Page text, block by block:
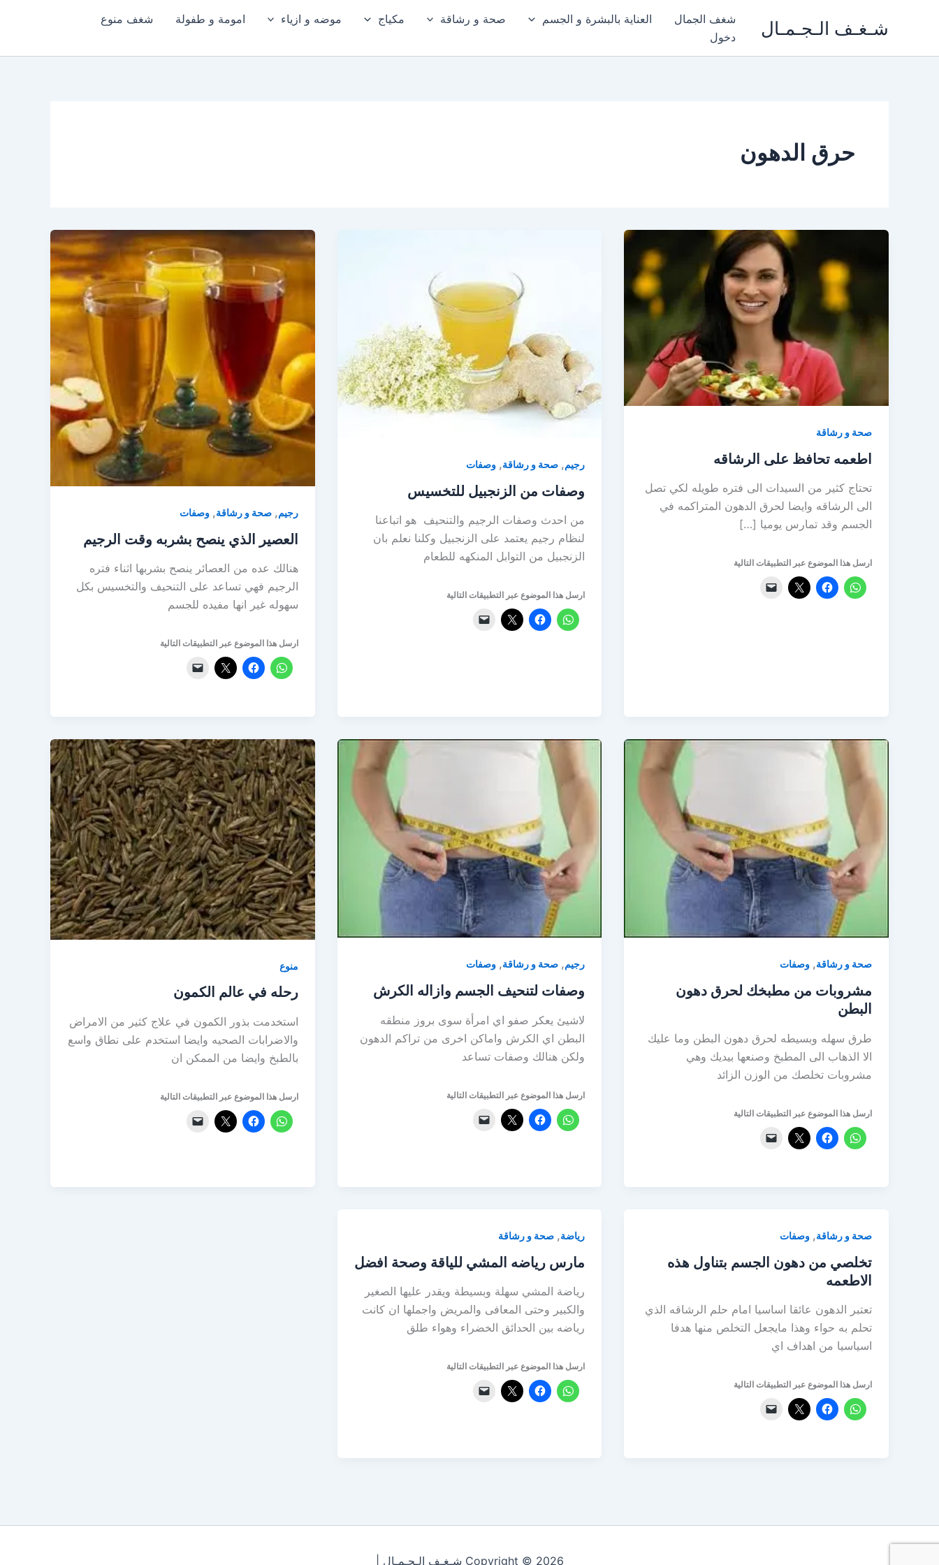
شـغـف الـجـمـال شغف الجمال العناية بالبشرة و الجسم صحة و رشاقة مكياج موضه و ازياء امومة و طفولة
شغف منوع
دخول
حرق الدهون
صحة و رشاقة
اطعمه تحافظ على الرشاقه
تحتاج كثير من السيدات الى فتره طويله لكي تصل
الى الرشاقه وايضا لحرق الدهون المتراكمه في
الجسم وقد تمارس يوميا […]
ارسل هذا الموضوع عبر التطبيقات التالية
رجيم, صحة و رشاقة, وصفات
وصفات من الزنجبيل للتخسيس
من احدث وصفات الرجيم والتنحيف هو اتباعنا
لنظام رجيم يعتمد على الزنجبيل وكلنا نعلم بان
الزنجبيل من التوابل المنكهه للطعام
ارسل هذا الموضوع عبر التطبيقات التالية
رجيم,صحة و رشاقة,وصفات
العصير الذي ينصح بشربه وقت الرجيم
هنالك عده من العصائر ينصح بشربها اثناء فتره
الرجيم فهي تساعد على التنحيف والتخسيس بكل
سهوله غير انها مفيده للجسم
ارسل هذا الموضوع عبر التطبيقات التالية
صحة و رشاقة, وصفات
مشروبات من مطبخك لحرق دهون
البطن
طرق سهله وبسيطه لحرق دهون البطن وما عليك
الا الذهاب الى المطبخ وصنعها بيديك وهي
مشروبات تخلصك من الوزن الزائد
ارسل هذا الموضوع عبر التطبيقات التالية
رجيم, صحة و رشاقة, وصفات
وصفات لتنحيف الجسم وازاله الكرش
لاشيئ يعكر صفو اي امرأة سوى بروز منطقه
البطن اي الكرش واماكن اخرى من تراكم الدهون
ولكن هنالك وصفات تساعد
ارسل هذا الموضوع عبر التطبيقات التالية
منوع
رحله في عالم الكمون
استخدمت بذور الكمون في علاج كثير من الامراض
والاضرابات الصحيه وايضا استخدم على نطاق واسع
بالطبخ وايضا من الممكن ان
ارسل هذا الموضوع عبر التطبيقات التالية
صحة و رشاقة, وصفات
تخلصي من دهون الجسم بتناول هذه
الاطعمه
تعتبر الدهون عائقا اساسيا امام حلم الرشاقه الذي
تحلم به حواء وهذا مايجعل التخلص منها هدفا
اسياسيا من اهداف اي
ارسل هذا الموضوع عبر التطبيقات التالية
رياضة, صحة و رشاقة
مارس رياضه المشي للياقة وصحة افضل
رياضة المشي سهلة وبسيطة ويقدر عليها الصغير
والكبير وحتى المعافى والمريض واجملها ان كانت
رياضه بين الحدائق الخضراء وهواء طلق
ارسل هذا الموضوع عبر التطبيقات التالية
Copyright © 2026 شـغـف الـجـمـال |